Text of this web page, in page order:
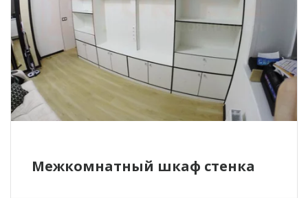
Межкомнатный шкаф стенка